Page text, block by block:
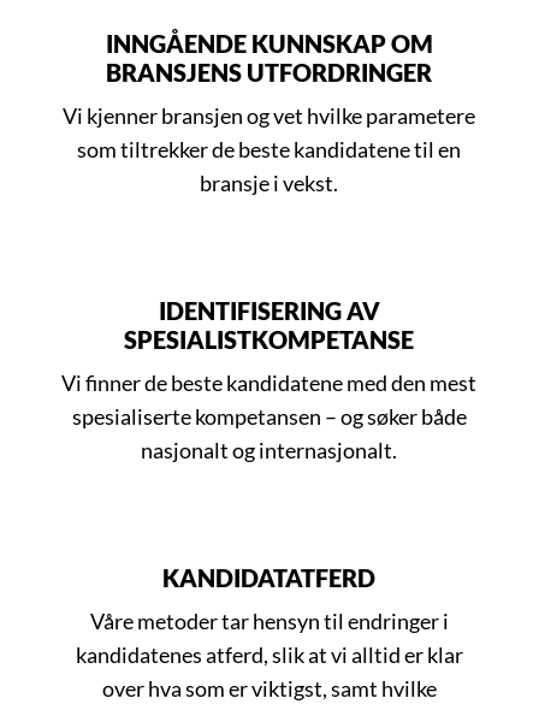
INNGÅENDE KUNNSKAP OM
BRANSJENS UTFORDRINGER
Vi kjenner bransjen og vet hvilke parametere
som tiltrekker de beste kandidatene til en
bransje i vekst.
IDENTIFISERING AV
SPESIALISTKOMPETANSE
Vi finner de beste kandidatene med den mest
spesialiserte kompetansen – og søker både
nasjonalt og internasjonalt.
KANDIDATATFERD
Våre metoder tar hensyn til endringer i
kandidatenes atferd, slik at vi alltid er klar
over hva som er viktigst, samt hvilke